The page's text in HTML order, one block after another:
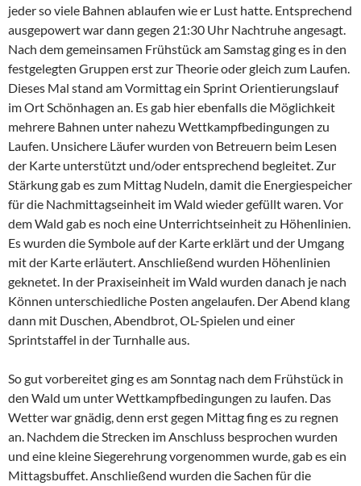
jeder so viele Bahnen ablaufen wie er Lust hatte. Entsprechend
ausgepowert war dann gegen 21:30 Uhr Nachtruhe angesagt.
Nach dem gemeinsamen Frühstück am Samstag ging es in den
festgelegten Gruppen erst zur Theorie oder gleich zum Laufen.
Dieses Mal stand am Vormittag ein Sprint Orientierungslauf
im Ort Schönhagen an. Es gab hier ebenfalls die Möglichkeit
mehrere Bahnen unter nahezu Wettkampfbedingungen zu
Laufen. Unsichere Läufer wurden von Betreuern beim Lesen
der Karte unterstützt und/oder entsprechend begleitet. Zur
Stärkung gab es zum Mittag Nudeln, damit die Energiespeicher
für die Nachmittagseinheit im Wald wieder gefüllt waren. Vor
dem Wald gab es noch eine Unterrichtseinheit zu Höhenlinien.
Es wurden die Symbole auf der Karte erklärt und der Umgang
mit der Karte erläutert. Anschließend wurden Höhenlinien
geknetet. In der Praxiseinheit im Wald wurden danach je nach
Können unterschiedliche Posten angelaufen. Der Abend klang
dann mit Duschen, Abendbrot, OL-Spielen und einer
Sprintstaffel in der Turnhalle aus.
So gut vorbereitet ging es am Sonntag nach dem Frühstück in
den Wald um unter Wettkampfbedingungen zu laufen. Das
Wetter war gnädig, denn erst gegen Mittag fing es zu regnen
an. Nachdem die Strecken im Anschluss besprochen wurden
und eine kleine Siegerehrung vorgenommen wurde, gab es ein
Mittagsbuffet. Anschließend wurden die Sachen für die